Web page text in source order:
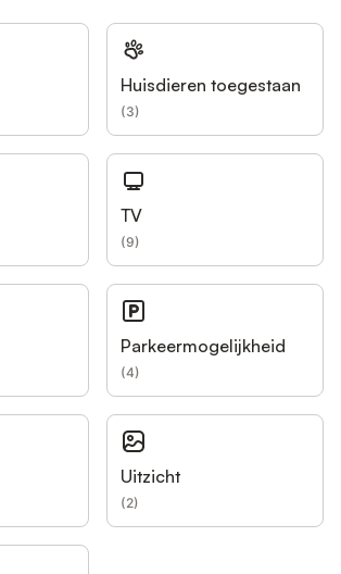
Huisdieren toegestaan
(3)
TV
(9)
Parkeermogelijkheid
(4)
Uitzicht
(2)